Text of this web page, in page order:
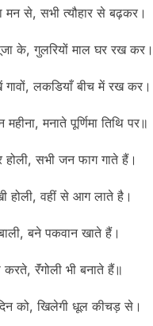
मन से, सभी त्यौहार से बढ़कर।
के, गुलरियों माल घर रख कर।
गावों, लकडियाँ बीच में रख कर।
महीना, मनाते पूर्णिमा तिथि पर॥
सभी जन फाग गाते हैं।
होली, वहीं से आग लाते है।
बने पकवान खाते हैं।
रॅंगोली भी बनाते हैं॥
को, खिलेगी धूल कीचड़ से।